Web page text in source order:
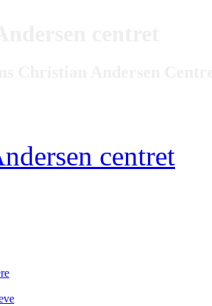
centret